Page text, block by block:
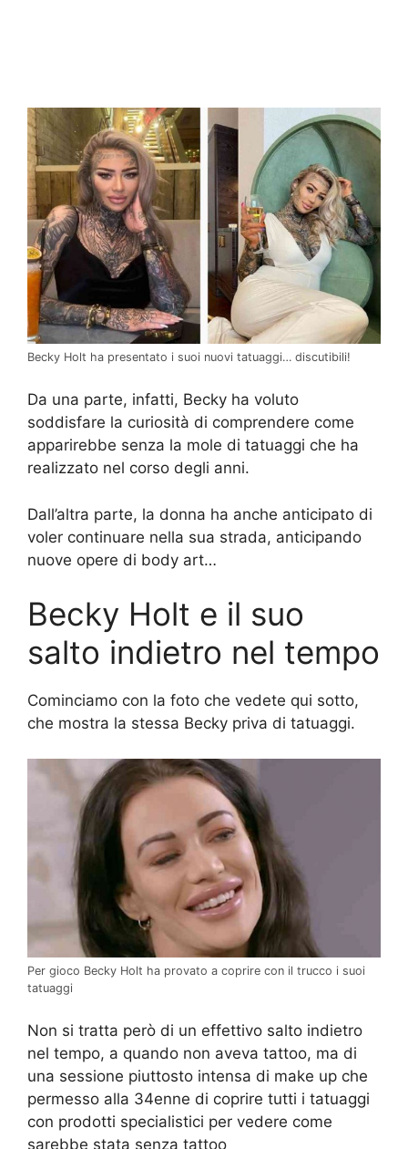
Becky Holt ha presentato i suoi nuovi tatuaggi… discutibili!
Da una parte, infatti, Becky ha voluto
soddisfare la curiosità di comprendere come
apparirebbe senza la mole di tatuaggi che ha
realizzato nel corso degli anni.
Dall’altra parte, la donna ha anche anticipato di
voler continuare nella sua strada, anticipando
nuove opere di body art…
Becky Holt e il suo
salto indietro nel tempo
Cominciamo con la foto che vedete qui sotto,
che mostra la stessa Becky priva di tatuaggi.
Per gioco Becky Holt ha provato a coprire con il trucco i suoi
tatuaggi
Non si tratta però di un effettivo salto indietro
nel tempo, a quando non aveva tattoo, ma di
una sessione piuttosto intensa di make up che
permesso alla 34enne di coprire tutti i tatuaggi
con prodotti specialistici per vedere come
sarebbe stata senza tattoo